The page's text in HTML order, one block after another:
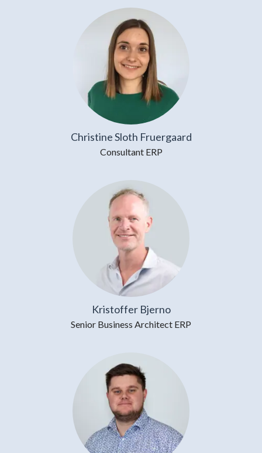
Christine Sloth Fruergaard
Consultant ERP
Kristoffer Bjerno
Senior Business Architect ERP